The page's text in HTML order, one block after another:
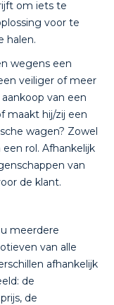
om iets te
voor te
halen.
wegens een
veiliger of meer
van een
maakt hij/zij een
wagen? Zowel
rol. Afhankelijk
van
de klant.
meerdere
van alle
afhankelijk
de
de